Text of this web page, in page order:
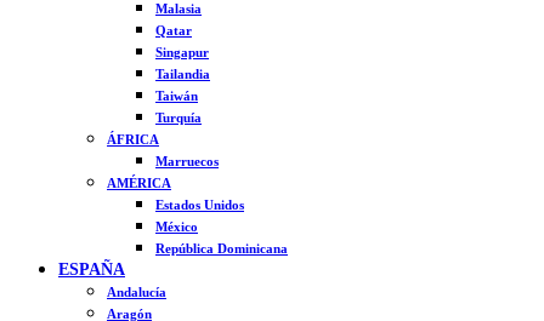
Malasia
Qatar
Singapur
Tailandia
Taiwán
Turquía
ÁFRICA
Marruecos
AMÉRICA
Estados Unidos
México
República Dominicana
ESPAÑA
Andalucía
Aragón